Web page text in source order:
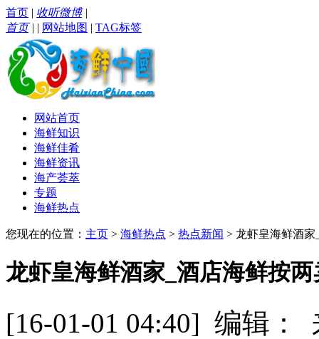
首页 | 收听微博|
首页| | 网站地图 | TAG标签
网站首页
海鲜知识
海鲜佳肴
海鲜资讯
海产荟萃
专题
海鲜热点
您现在的位置： 主页 > 海鲜热点 > 热点新闻 > 龙虾皇海鲜酒
龙虾皇海鲜酒家_酒店海鲜按
[16-01-01 04:40] 编辑